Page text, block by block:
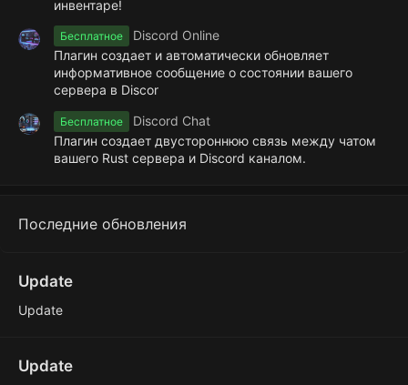
инвентаре!
Бесплатное
Discord Online
Плагин создает и автоматически обновляет
информативное сообщение о состоянии вашего
сервера в Discor
Бесплатное
Discord Chat
Плагин создает двустороннюю связь между чатом
вашего Rust сервера и Discord каналом.
Последние обновления
Update
Update
Update